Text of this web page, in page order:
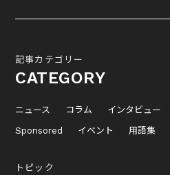
記事カテゴリー
CATEGORY
ニュース コラム インタビュー
Sponsored
イベント 用語集
トピック